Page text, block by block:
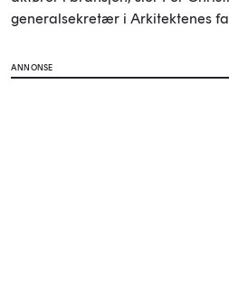
generalsekretær i Arkitektenes
ANNONSE